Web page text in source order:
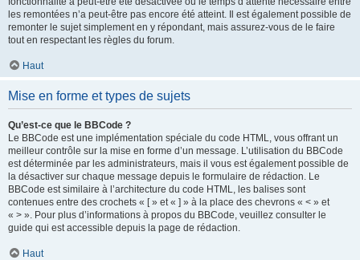
les remontées n’a peut-être pas encore été atteint. Il est également possible de
remonter le sujet simplement en y répondant, mais assurez-vous de le faire
tout en respectant les règles du forum.
Haut
Mise en forme et types de sujets
Qu’est-ce que le BBCode ?
Le BBCode est une implémentation spéciale du code HTML, vous offrant un
meilleur contrôle sur la mise en forme d’un message. L’utilisation du BBCode
est déterminée par les administrateurs, mais il vous est également possible de
la désactiver sur chaque message depuis le formulaire de rédaction. Le
BBCode est similaire à l’architecture du code HTML, les balises sont
contenues entre des crochets « [ » et « ] » à la place des chevrons « < » et
« > ». Pour plus d’informations à propos du BBCode, veuillez consulter le
guide qui est accessible depuis la page de rédaction.
Haut